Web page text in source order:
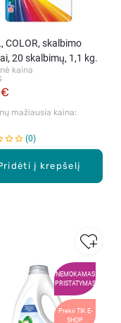
į krepšelį
COLOR, skalbimo
20 skalbimų, 1,1 kg.
kaina
mažiausia kaina:
0
NEMOKAMAS
PRISTATYMAS
Prekė TIK E-
SHOP